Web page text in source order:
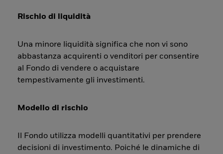
Rischio di liquidità
Una minore liquidità significa che non vi sono
abbastanza acquirenti o venditori per consentire
al Fondo di vendere o acquistare
tempestivamente gli investimenti.
Modello di rischio
Il Fondo utilizza modelli quantitativi per prendere
decisioni di investimento. Poiché le dinamiche di